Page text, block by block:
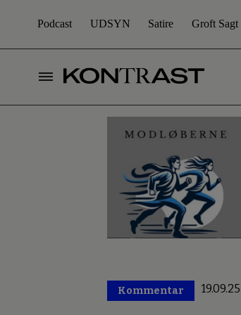
Podcast UDSYN Satire Groft Sagt
Kommentar 19.09.25